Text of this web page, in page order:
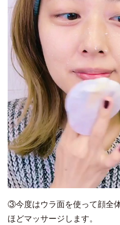
③今度はウラ面を使って顔全
ほどマッサージします。